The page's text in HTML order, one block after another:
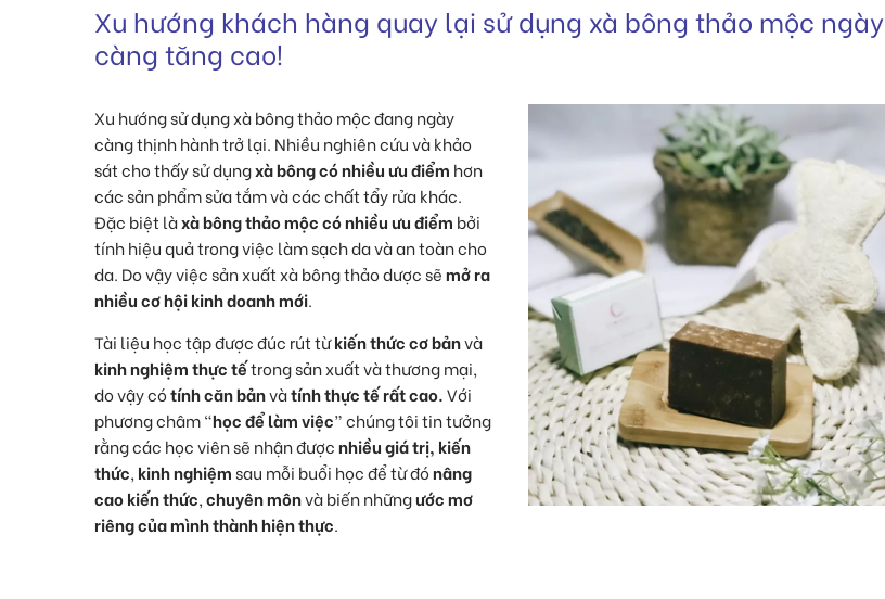
Xu hướng khách hàng quay lại sử dụng xà bông thảo mộc ngày
càng tăng cao!
Xu hướng sử dụng xà bông thảo mộc đang ngày
càng thịnh hành trở lại. Nhiều nghiên cứu và khảo
sát cho thấy sử dụngxà bông có nhiều ưu điểm hơn
các sản phẩm sửa tắm và các chất tẩy rửa khác.
Đặc biệt làxà bông thảo mộc có nhiều ưu điểm bởi
tính hiệu quả trong việc làm sạch da và an toàn cho
da. Do vậy việc sản xuất xà bông thảo dược sẽmở ra
nhiều cơ hội kinh doanh mới.
Tài liệu học tập được đúc rút từkiến thức cơ bảnvà
kinh nghiệm thực tếtrong sản xuất và thương mại,
do vậy cótính căn bảnvàtính thực tế rất cao.Với
phương châm “học để làm việc” chúng tôi tin tưởng
rằng các học viên sẽ nhận đượcnhiều giá trị, kiến
thức, kinh nghiệmsau mỗi buổi học để từ đónâng
cao kiến thức,chuyên mônvà biến nhữngước mơ
riêng của mình thành hiện thực.